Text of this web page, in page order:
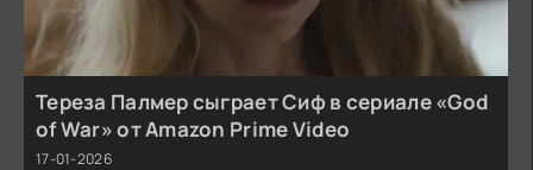
Тереза Палмер сыграет Сиф в сериале «God
of War» от Amazon Prime Video
17-01-2026